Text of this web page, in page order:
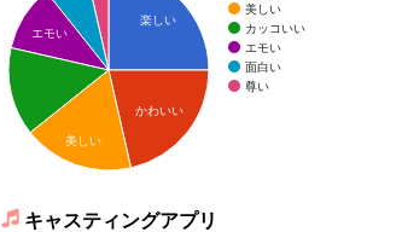
美しい
カッコいい
エモい
面白い
尊い
楽しい
かわいい
エモい
美しい
キャスティングアプリ